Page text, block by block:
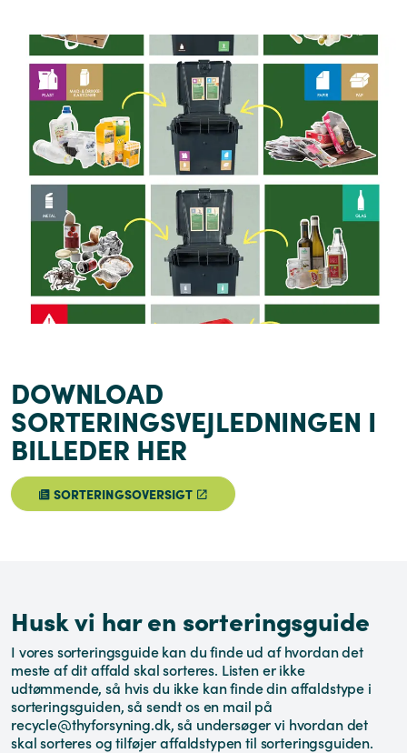
DOWNLOAD
SORTERINGSVEJLEDNINGEN I
BILLEDER HER
SORTERINGSOVERSIGT
Husk vi har en sorteringsguide
I vores sorteringsguide kan du finde ud af hvordan det
meste af dit affald skal sorteres. Listen er ikke
udtømmende, så hvis du ikke kan finde din affaldstype i
sorteringsguiden, så sendt os en mail på
recycle@thyforsyning.dk, så undersøger vi hvordan det
skal sorteres og tilføjer affaldstypen til sorteringsguiden.